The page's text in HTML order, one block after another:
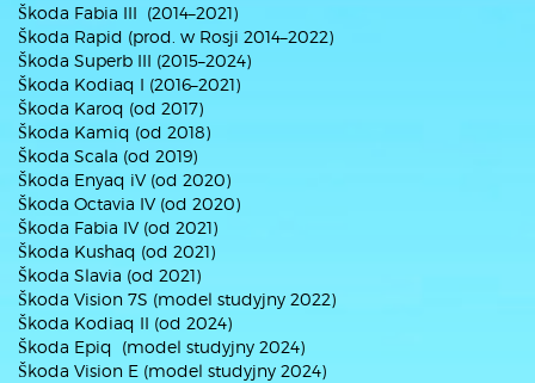
Škoda Fabia III (2014–2021)
Škoda Rapid (prod. w Rosji 2014–2022)
Škoda Superb III (2015–2024)
Škoda Kodiaq I (2016–2021)
Škoda Karoq (od 2017)
Škoda Kamiq (od 2018)
Škoda Scala (od 2019)
Škoda Enyaq iV (od 2020)
Škoda Octavia IV (od 2020)
Škoda Fabia IV (od 2021)
Škoda Kushaq (od 2021)
Škoda Slavia (od 2021)
Škoda Vision 7S (model studyjny 2022)
Škoda Kodiaq II (od 2024)
Škoda Epiq (model studyjny 2024)
Škoda Vision E (model studyjny 2024)